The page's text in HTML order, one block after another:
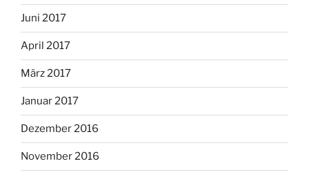
Juni 2017
April 2017
März 2017
Januar 2017
Dezember 2016
November 2016